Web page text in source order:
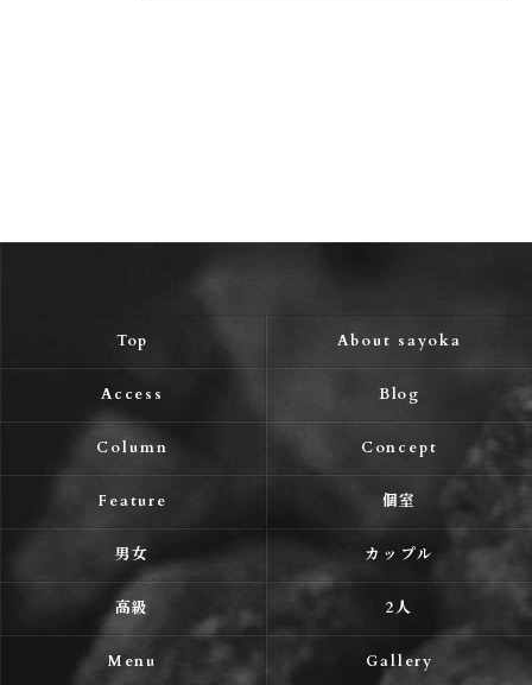
Top About sayoka
Access Blog
Column Concept
Feature 個室
男女 カップル
高級 2人
Menu Gallery